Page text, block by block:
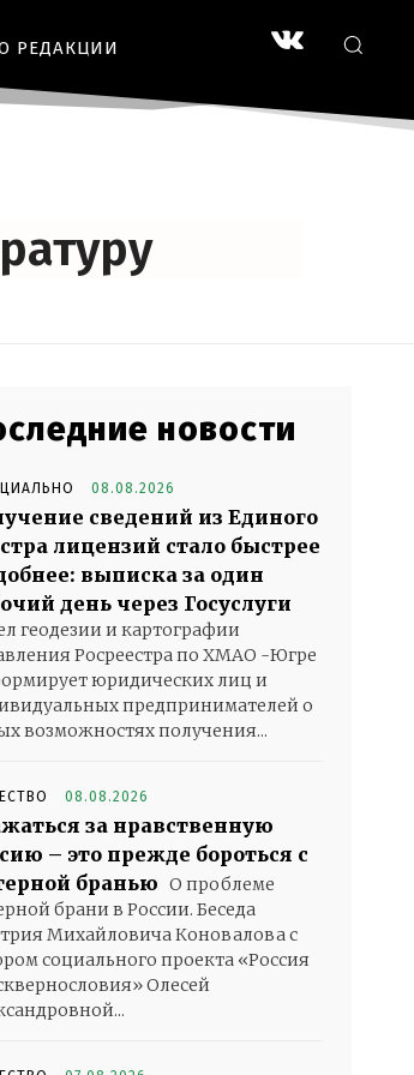
РЕДАКЦИИ
новости
08.08.2026
сведений из Единого
лицензий стало быстрее
выписка за один
день через Госуслуги
геодезии и картографии
Росреестра по ХМАО -Югре
юридических лиц и
предпринимателей о
возможностях получения...
08.08.2026
за нравственную
– это прежде бороться с
бранью О проблеме
брани в России. Беседа
Михайловича Коновалова с
социального проекта «Россия
Олесей